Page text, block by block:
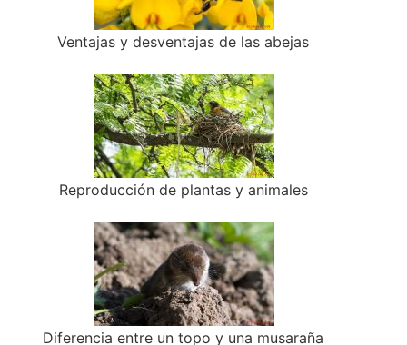
Ventajas y desventajas de las abejas
Reproducción de plantas y animales
Diferencia entre un topo y una musaraña